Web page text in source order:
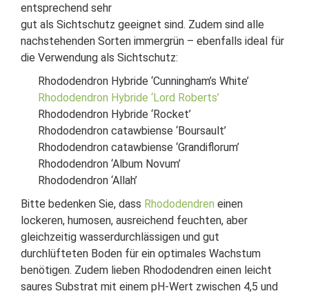
entsprechend sehr
gut als Sichtschutz geeignet sind. Zudem sind alle
nachstehenden Sorten immergrün – ebenfalls ideal für
die Verwendung als Sichtschutz:
Rhododendron Hybride ‘Cunningham’s White’
Rhododendron Hybride ‘Lord Roberts’
Rhododendron Hybride ‘Rocket’
Rhododendron catawbiense ‘Boursault’
Rhododendron catawbiense ‘Grandiflorum’
Rhododendron ‘Album Novum’
Rhododendron ‘Allah’
Bitte bedenken Sie, dass Rhododendren einen
lockeren, humosen, ausreichend feuchten, aber
gleichzeitig wasserdurchlässigen und gut
durchlüfteten Boden für ein optimales Wachstum
benötigen. Zudem lieben Rhododendren einen leicht
saures Substrat mit einem pH-Wert zwischen 4,5 und